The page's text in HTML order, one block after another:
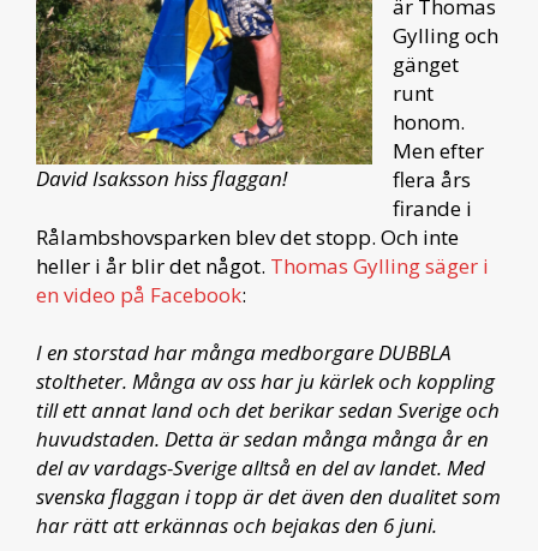
David Isaksson hiss flaggan!
är Thomas
Gylling och
gänget
runt
honom.
Men efter
flera års
firande i
Rålambshovsparken blev det stopp. Och inte
heller i år blir det något. Thomas Gylling säger i
en video på Facebook:
I en storstad har många medborgare DUBBLA
stoltheter. Många av oss har ju kärlek och koppling
till ett annat land och det berikar sedan Sverige och
huvudstaden. Detta är sedan många många år en
del av vardags-Sverige alltså en del av landet. Med
svenska flaggan i topp är det även den dualitet som
har rätt att erkännas och bejakas den 6 juni.